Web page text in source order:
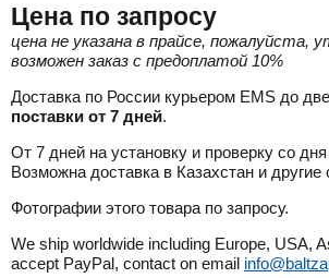
Цена по запросу
цена не указана в прайсе, пожалуйста,
возможен заказ с предоплатой 10%
Доставка по России курьером EMS до
поставки от 7 дней.
От 7 дней на установку и проверку со
Возможна доставка в Казахстан и
Фотографии этого товара по запросу.
We ship worldwide including Europe, USA,
accept PayPal, contact on email